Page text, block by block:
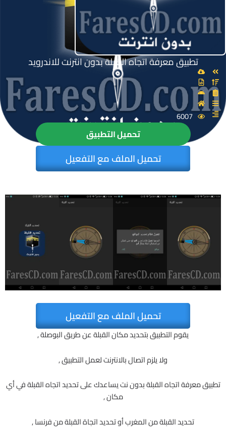
تطبيق معرفة اتجاه القبلة بدون انترنت للاندرويد
6007
تحميل التطبيق
تحميل الملف مع التفعيل
تحميل الملف مع التفعيل
يقوم التطبيق بتحديد مكان القبلة عن طريق البوصلة ,
ولا يلزم اتصال بالانترنت لعمل التطبيق ,
تطبيق معرفة اتجاه القبلة بدون نت يساعدك على تحديد اتجاه القبلة في أي
مكان ,
تحديد القبلة من المغرب أو تحديد اتجاة القبلة من فرنسا ,